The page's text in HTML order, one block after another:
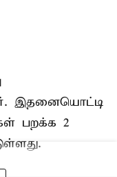
இதனையொட்டி
பறக்க 2